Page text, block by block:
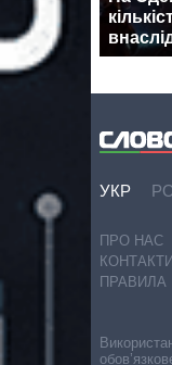
УКР
ПРО НАС
КОНТАКТИ
ПРАВИЛА